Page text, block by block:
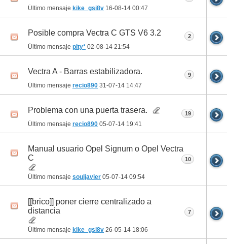
Último mensaje kike_gsi8v 16-08-14 00:47
Posible compra Vectra C GTS V6 3.2
Último mensaje pity* 02-08-14 21:54
2
Vectra A - Barras estabilizadora.
Último mensaje recio890 31-07-14 14:47
9
Problema con una puerta trasera.
Último mensaje recio890 05-07-14 19:41
19
Manual usuario Opel Signum o Opel Vectra
C
Último mensaje souljavier 05-07-14 09:54
10
[[brico]] poner cierre centralizado a
distancia
Último mensaje kike_gsi8v 26-05-14 18:06
7